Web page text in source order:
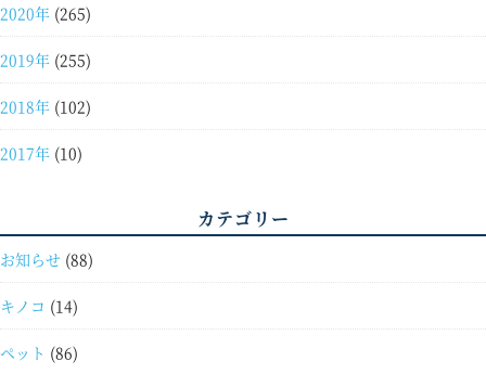
2020年 (265)
2019年 (255)
2018年 (102)
2017年 (10)
カテゴリー
お知らせ (88)
キノコ (14)
ペット (86)